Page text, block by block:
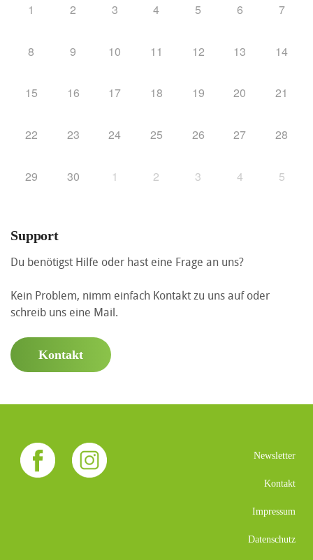
1 2 3 4 5 6 7
8 9 10 11 12 13 14
15 16 17 18 19 20 21
22 23 24 25 26 27 28
29 30 1 2 3 4 5
Support
Du benötigst Hilfe oder hast eine Frage an uns?
Kein Problem, nimm einfach Kontakt zu uns auf oder
schreib uns eine Mail.
Kontakt
Newsletter
Kontakt
Impressum
Datenschutz